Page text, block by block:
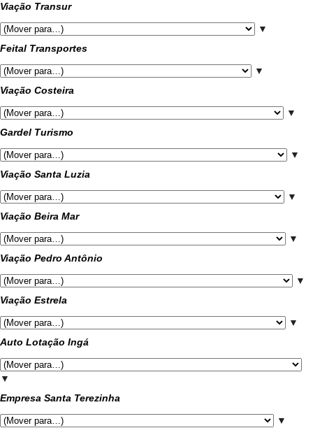
Viação Transur
▼
Feital Transportes
▼
Viação Costeira
▼
Gardel Turismo
▼
Viação Santa Luzia
▼
Viação Beira Mar
▼
Viação Pedro Antônio
▼
Viação Estrela
▼
Auto Lotação Ingá
▼
Empresa Santa Terezinha
▼